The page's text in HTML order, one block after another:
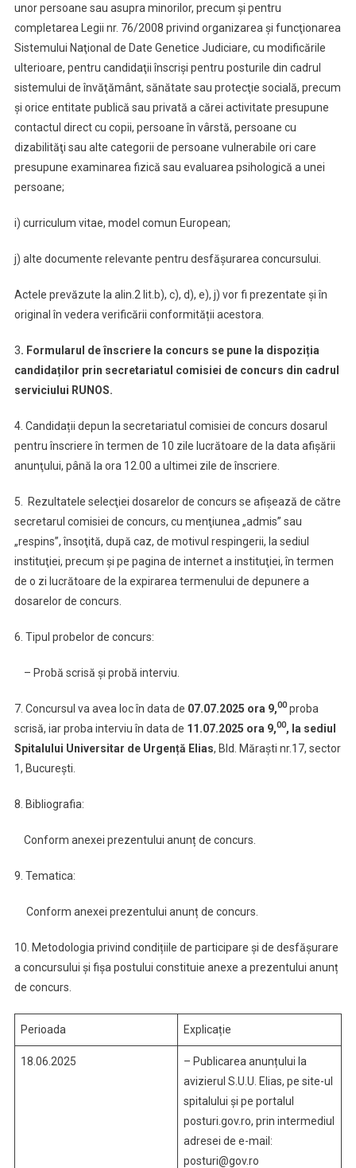
unor persoane sau asupra minorilor, precum şi pentru
completarea Legii nr. 76/2008 privind organizarea şi funcţionarea
Sistemului Naţional de Date Genetice Judiciare, cu modificările
ulterioare, pentru candidaţii înscrişi pentru posturile din cadrul
sistemului de învăţământ, sănătate sau protecţie socială, precum
şi orice entitate publică sau privată a cărei activitate presupune
contactul direct cu copii, persoane în vârstă, persoane cu
dizabilităţi sau alte categorii de persoane vulnerabile ori care
presupune examinarea fizică sau evaluarea psihologică a unei
persoane;
i) curriculum vitae, model comun European;
j) alte documente relevante pentru desfășurarea concursului.
Actele prevăzute la alin.2 lit.b), c), d), e), j) vor fi prezentate și în
original în vedera verificării conformității acestora.
3. Formularul de înscriere la concurs se pune la dispoziția
candidaților prin secretariatul comisiei de concurs din cadrul
serviciului RUNOS.
4. Candidații depun la secretariatul comisiei de concurs dosarul
pentru înscriere în termen de 10 zile lucrătoare de la data afişării
anunţului, până la ora 12.00 a ultimei zile de înscriere.
5. Rezultatele selecţiei dosarelor de concurs se afişează de către
secretarul comisiei de concurs, cu menţiunea „admis” sau
„respins”, însoţită, după caz, de motivul respingerii, la sediul
instituţiei, precum şi pe pagina de internet a instituţiei, în termen
de o zi lucrătoare de la expirarea termenului de depunere a
dosarelor de concurs.
6. Tipul probelor de concurs:
– Probă scrisă și probă interviu.
7. Concursul va avea loc în data de 07.07.2025 ora 9,00proba
scrisă, iar proba interviu în data de 11.07.2025 ora 9,00, la sediul
Spitalului Universitar de Urgență Elias, Bld. Măraști nr.17, sector
1, București.
8. Bibliografia:
Conform anexei prezentului anunț de concurs.
9. Tematica:
Conform anexei prezentului anunț de concurs.
10. Metodologia privind condițiile de participare și de desfășurare
a concursului și fișa postului constituie anexe a prezentului anunț
de concurs.
Perioada Explicație
18.06.2025
– Publicarea anunțului la
avizierul S.U.U. Elias, pe site-ul
spitalului și pe portalul
posturi.gov.ro, prin intermediul
adresei de e-mail:
posturi@gov.ro